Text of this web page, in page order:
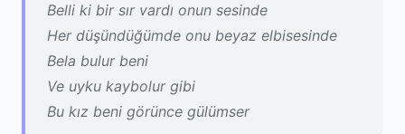
Belli ki bir sır vardı onun sesinde
Her düşündüğümde onu beyaz elbisesinde
Bela bulur beni
Ve uyku kaybolur gibi
Bu kız beni görünce gülümser